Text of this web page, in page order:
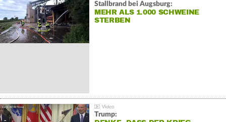
Stallbrand bei Augsburg:
MEHR ALS 1.000 SCHWEINE
STERBEN
Trump: